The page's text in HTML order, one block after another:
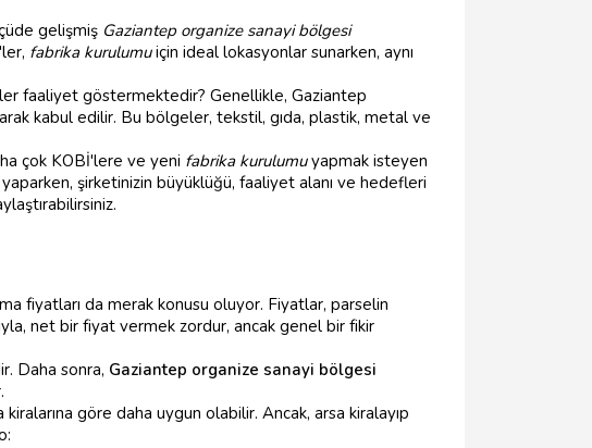
gelişmiş Gaziantep organize sanayi bölgesi
fabrika kurulumuiçin ideal lokasyonlar sunarken, aynı
faaliyet göstermektedir? Genellikle, Gaziantep
kabul edilir. Bu bölgeler, tekstil, gıda, plastik, metal ve
çok KOBİ'lere ve yeni fabrika kurulumuyapmak isteyen
şirketinizin büyüklüğü, faaliyet alanı ve hedefleri
fiyatları da merak konusu oluyor. Fiyatlar, parselin
net bir fiyat vermek zordur, ancak genel bir fikir
Daha sonra, Gaziantep organize sanayi bölgesi
göre daha uygun olabilir. Ancak, arsa kiralayıp